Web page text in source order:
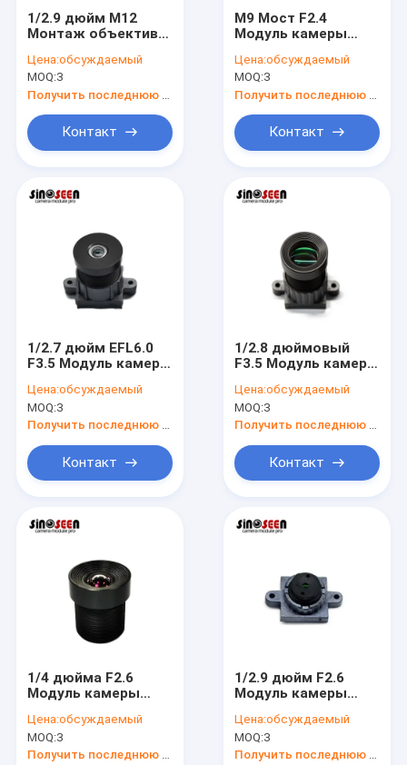
Ролики
VR - шоу
1/2.9 дюйм M12
Монтаж объектива
Объектив,
подходящий для
датчика OV2775
Цена:обсуждаемый
MOQ:3
Контакт
M9 Мост F2.4
Модуль камеры
Подходит для
датчика OV9732
Цена:обсуждаемый
MOQ:3
Контакт
1/2.7 дюйм EFL6.0
F3.5 Модуль камеры
безопасности
M12x0.5 Объектив
Цена:обсуждаемый
MOQ:3
Получить последнюю цену
Контакт
1/2.8 дюймовый
F3.5 Модуль камеры
Объектив камеры
безопасности
Цена:обсуждаемый
MOQ:3
Получить последнюю цену
Контакт
1/4 дюйма F2.6
Модуль камеры
безопасности
Объектив M12 Для
умного дома
Цена:обсуждаемый
MOQ:3
Получить последнюю цену
1/2.9 дюйм F2.6
Модуль камеры
безопасности M9
Камера объектив
для умного дома
Цена:обсуждаемый
MOQ:3
Получить последнюю цену